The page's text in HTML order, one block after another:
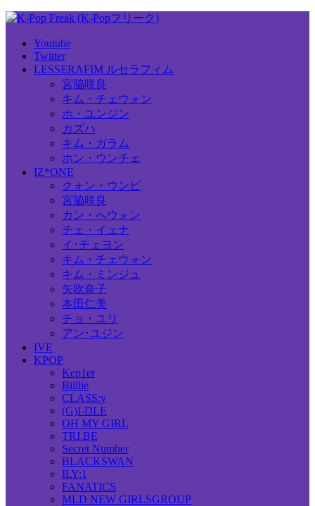
Youtube
Twitter
LESSERAFIM ルセラフィム
宮脇咲良
キム・チェウォン
ホ・ユンジン
カズハ
キム・ガラム
ホン・ウンチェ
IZ*ONE
クォン・ウンビ
宮脇咲良
カン・へウォン
チェ・イェナ
イ･チェヨン
キム・チェウォン
キム・ミンジュ
矢吹奈子
本田仁美
チョ・ユリ
アン･ユジン
IVE
KPOP
Kep1er
Billlie
CLASS:y
(G)I-DLE
OH MY GIRL
TRI.BE
Secret Number
BLACKSWAN
ILY:1
FANATICS
MLD NEW GIRLSGROUP